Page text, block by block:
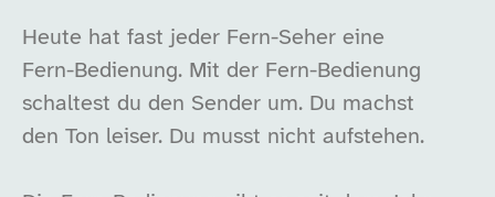
Heute hat fast jeder Fern-Seher eine
Fern-Bedienung. Mit der Fern-Bedienung
schaltest du den Sender um. Du machst
den Ton leiser. Du musst nicht aufstehen.